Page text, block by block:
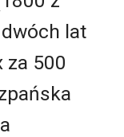
lat
za 500